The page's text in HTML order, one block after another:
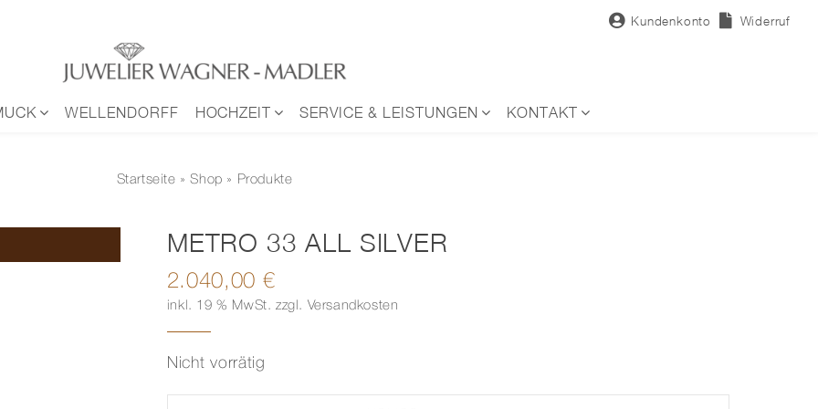
Kundenkonto Widerruf
WELLENDORFF HOCHZEIT SERVICE & LEISTUNGEN KONTAKT
Startseite »Shop » Produkte
METRO 33 ALL SILVER
2.040,00 €
inkl. 19 % MwSt. zzgl. Versandkosten
Nicht vorrätig